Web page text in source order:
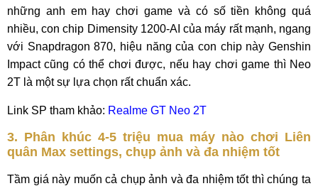
những anh em hay chơi game và có số tiền không quá
nhiều, con chip Dimensity 1200-AI của máy rất mạnh, ngang
với Snapdragon 870, hiệu năng của con chip này Genshin
Impact cũng có thể chơi được, nếu hay chơi game thì Neo
2T là một sự lựa chọn rất chuẩn xác.
Link SP tham khảo: Realme GT Neo 2T
3. Phân khúc 4-5 triệu mua máy nào chơi Liên
quân Max settings, chụp ảnh và đa nhiệm tốt
Tầm giá này muốn cả chụp ảnh và đa nhiệm tốt thì chúng ta